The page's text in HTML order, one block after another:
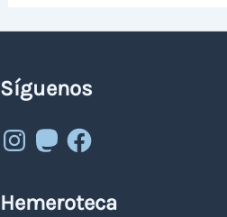
Síguenos
Instagram
MastodonFacebook
Hemeroteca